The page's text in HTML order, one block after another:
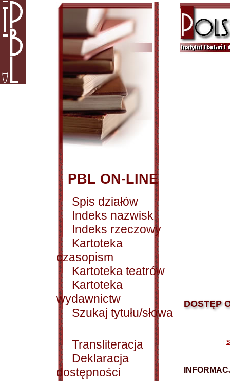
PBL ON-LINE
Spis działów
Indeks nazwisk
Indeks rzeczowy
Kartoteka
czasopism
Kartoteka teatrów
Kartoteka
wydawnictw
Szukaj tytułu/słowa
Transliteracja
Deklaracja
dostępności
DOSTĘP
|